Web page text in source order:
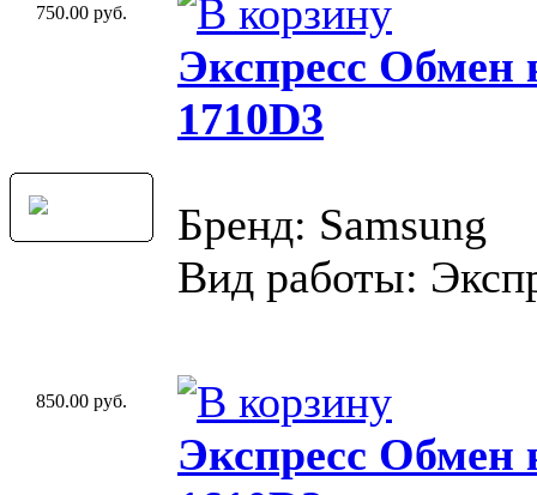
750.00 руб.
Экспресс Обмен
1710D3
Бренд: Samsung
Вид работы:
850.00 руб.
Экспресс Обмен